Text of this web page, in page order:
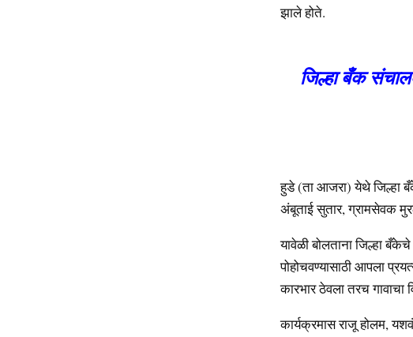
झाले होते.
जिल्हा बँक
हुडे (ता आजरा) येथे जिल्हा
अंबूताई सुतार, ग्रामसेवक
यावेळी बोलताना जिल्हा
पोहोचवण्यासाठी आपला
कारभार ठेवला तरच
कार्यक्रमास राजू होलम,